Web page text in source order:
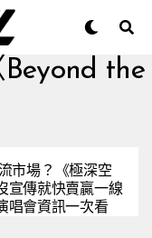
the
市場？《極深空
宣傳就快賣贏一線
唱會資訊一次看